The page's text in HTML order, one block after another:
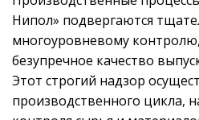
Нипол» подвергаются
многоуровневому
безупречное качество
Этот строгий надзор
производственного цикла,